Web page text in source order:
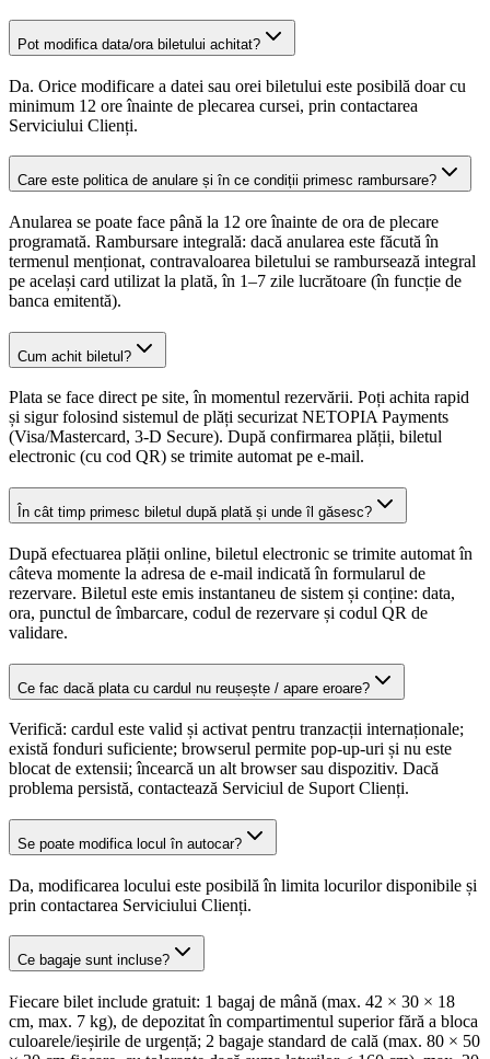
Pot modifica data/ora biletului achitat?
Da. Orice modificare a datei sau orei biletului este posibilă doar cu
minimum 12 ore înainte de plecarea cursei, prin contactarea
Serviciului Clienți.
Care este politica de anulare și în ce condiții primesc rambursare?
Anularea se poate face până la 12 ore înainte de ora de plecare
programată. Rambursare integrală: dacă anularea este făcută în
termenul menționat, contravaloarea biletului se rambursează integral
pe același card utilizat la plată, în 1–7 zile lucrătoare (în funcție de
banca emitentă).
Cum achit biletul?
Plata se face direct pe site, în momentul rezervării. Poți achita rapid
și sigur folosind sistemul de plăți securizat NETOPIA Payments
(Visa/Mastercard, 3-D Secure). După confirmarea plății, biletul
electronic (cu cod QR) se trimite automat pe e-mail.
În cât timp primesc biletul după plată și unde îl găsesc?
După efectuarea plății online, biletul electronic se trimite automat în
câteva momente la adresa de e-mail indicată în formularul de
rezervare. Biletul este emis instantaneu de sistem și conține: data,
ora, punctul de îmbarcare, codul de rezervare și codul QR de
validare.
Ce fac dacă plata cu cardul nu reușește / apare eroare?
Verifică: cardul este valid și activat pentru tranzacții internaționale;
există fonduri suficiente; browserul permite pop-up-uri și nu este
blocat de extensii; încearcă un alt browser sau dispozitiv. Dacă
problema persistă, contactează Serviciul de Suport Clienți.
Se poate modifica locul în autocar?
Da, modificarea locului este posibilă în limita locurilor disponibile și
prin contactarea Serviciului Clienți.
Ce bagaje sunt incluse?
Fiecare bilet include gratuit: 1 bagaj de mână (max. 42 × 30 × 18
cm, max. 7 kg), de depozitat în compartimentul superior fără a bloca
culoarele/ieșirile de urgență; 2 bagaje standard de cală (max. 80 × 50